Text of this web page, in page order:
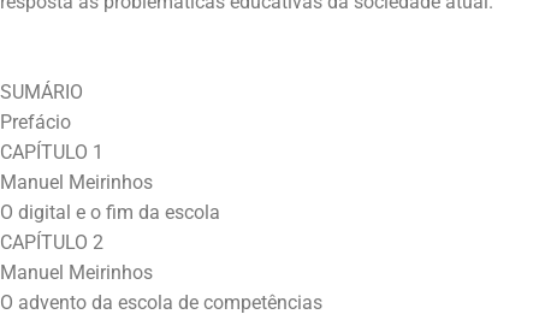
SUMÁRIO
Prefácio
CAPÍTULO 1
Manuel Meirinhos
O digital e o fim da escola
CAPÍTULO 2
Manuel Meirinhos
O advento da escola de competências